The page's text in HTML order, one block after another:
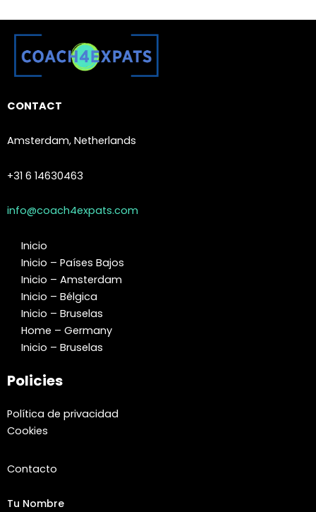
CONTACT
Amsterdam, Netherlands
+31 6 14630463
info@coach4expats.com
Inicio
Inicio – Países Bajos
Inicio – Amsterdam
Inicio – Bélgica
Inicio – Bruselas
Home – Germany
Inicio – Bruselas
Policies
Política de privacidad
Cookies
Contacto
Tu Nombre